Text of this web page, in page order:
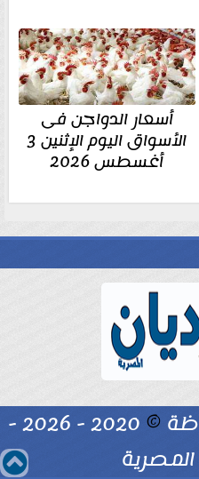
أسعار الدواجن فى
الأسواق اليوم الإثنين 3
أغسطس 2026
©
2020 - 2026 -
المصرية